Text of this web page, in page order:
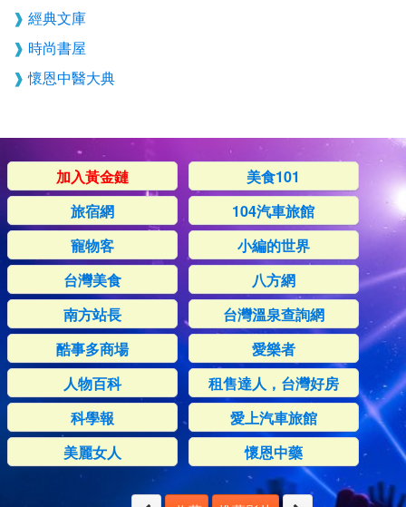
經典文庫
時尚書屋
懷恩中醫大典
加入黃金鏈
美食101
旅宿網
104汽車旅館
寵物客
小編的世界
台灣美食
八方網
南方站長
台灣溫泉查詢網
酷事多商場
愛樂者
人物百科
租售達人，台灣好房
科學報
愛上汽車旅館
美麗女人
懷恩中藥